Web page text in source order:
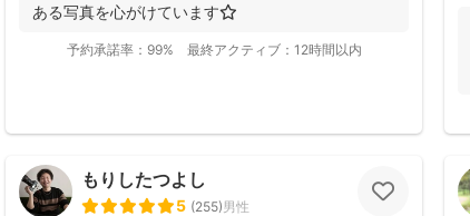
ある写真を心がけています⭐️
予約承諾率： 99% 最終アクティブ： 12時間以内
もりしたつよし
5 (255)男性